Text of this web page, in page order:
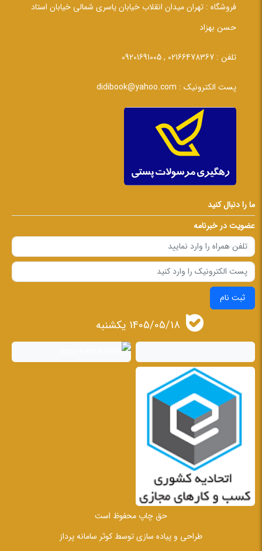
فروشگاه : تهران میدان انقلاب خیابان یاسری شمالی خیابان استاد
حسن بهزاد
تلفن : 02166478367 , 09201691005
پست الکترونیک : didibook@yahoo.com
ما را دنبال کنید
عضویت در خبرنامه
ثبت نام
1405/05/18 يكشنبه
حق چاپ محفوظ است
طراحی و پیاده سازی توسط کوثر سامانه پرداز